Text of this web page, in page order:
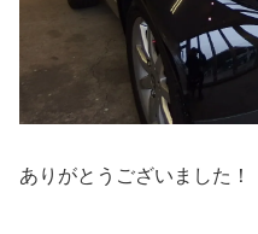
ありがとうございました！